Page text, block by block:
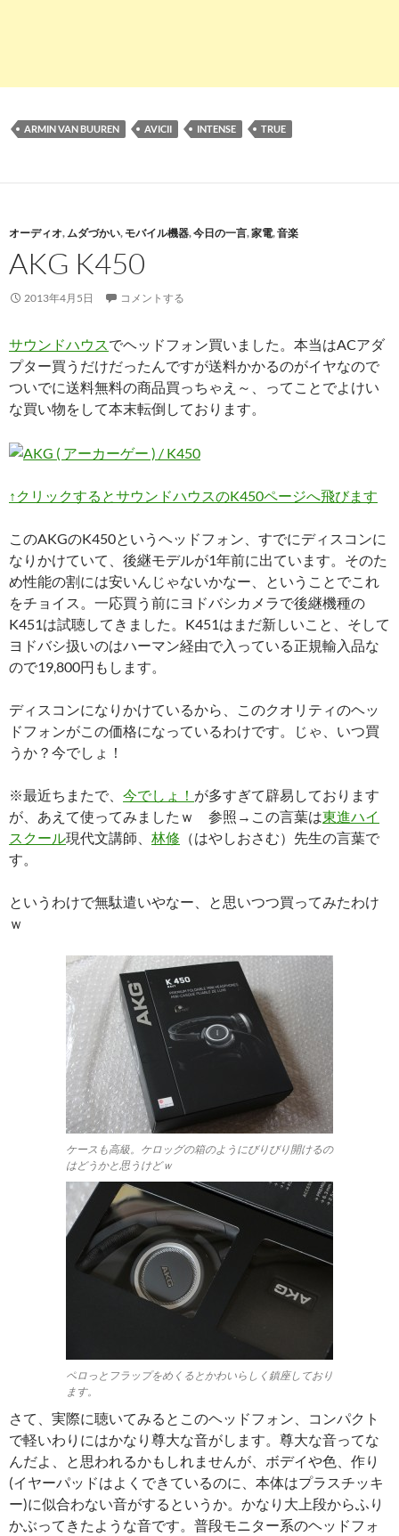
ARMIN VAN BUUREN AVICII INTENSE TRUE
オーディオ, ムダづかい, モバイル機器,今日の一言,家電,音楽
AKG K450
2013年4月5日 コメントする
サウンドハウスでヘッドフォン買いました。本当はACアダ
プター買うだけだったんですが送料かかるのがイヤなので
ついでに送料無料の商品買っちゃえ～、ってことでよけい
な買い物をして本末転倒しております。
↑クリックするとサウンドハウスのK450ページへ飛びます
このAKGのK450というヘッドフォン、すでにディスコンに
なりかけていて、後継モデルが1年前に出ています。そのた
め性能の割には安いんじゃないかなー、ということでこれ
をチョイス。一応買う前にヨドバシカメラで後継機種の
K451は試聴してきました。K451はまだ新しいこと、そして
ヨドバシ扱いのはハーマン経由で入っている正規輸入品な
ので19,800円もします。
ディスコンになりかけているから、このクオリティのヘッ
ドフォンがこの価格になっているわけです。じゃ、いつ買
うか？今でしょ！
※最近ちまたで、 今でしょ！ が多すぎて辟易しております
が、あえて使ってみましたｗ 参照→この言葉は東進ハイ
スクール現代文講師、 林修 （はやしおさむ）先生の言葉で
す。
というわけで無駄遣いやなー、と思いつつ買ってみたわけ
ｗ
ケースも高級。ケロッグの箱のようにびりびり開けるの
はどうかと思うけどｗ
ペロっとフラップをめくるとかわいらしく鎮座しており
ます。
さて、実際に聴いてみるとこのヘッドフォン、コンパクト
で軽いわりにはかなり尊大な音がします。尊大な音ってな
んだよ、と思われるかもしれませんが、ボデイや色、作り
(イヤーパッドはよくできているのに、本体はプラスチッキ
ー)に似合わない音がするというか。かなり大上段からふり
かぶってきたような音です。普段モニター系のヘッドフォ